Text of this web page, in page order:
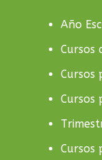
Año
Cursos
Cursos
Cursos